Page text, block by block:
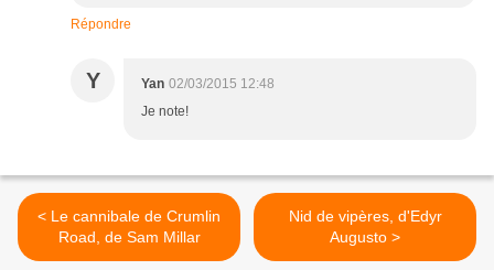
Répondre
Y Yan 02/03/2015 12:48
Je note!
< Le cannibale de Crumlin
Road, de Sam Millar
Nid de vipères, d'Edyr
Augusto >